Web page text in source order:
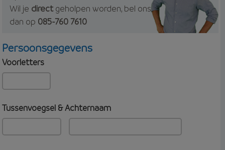
Wil je directgeholpen worden, bel ons
dan op 085-760 7610
Persoonsgegevens
Voorletters
Tussenvoegsel & Achternaam